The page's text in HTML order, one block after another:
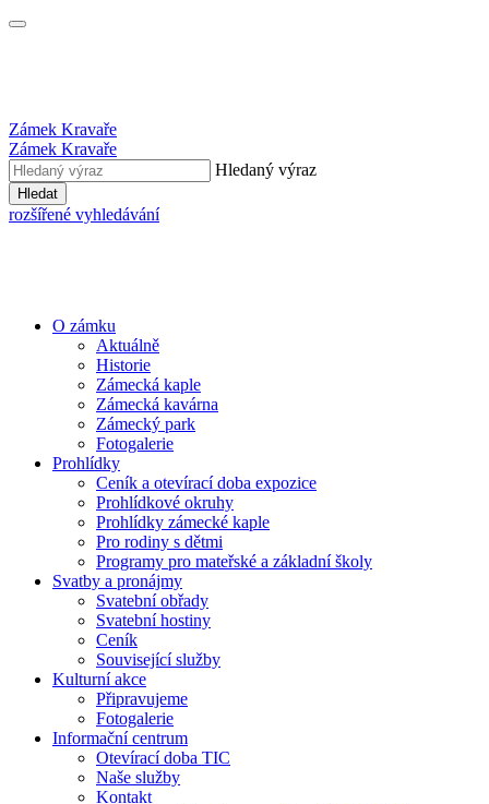
Zámek Kravaře
Zámek Kravaře
Hledaný výraz
Hledat
rozšířené vyhledávání
O zámku
Aktuálně
Historie
Zámecká kaple
Zámecká kavárna
Zámecký park
Fotogalerie
Prohlídky
Ceník a otevírací doba expozice
Prohlídkové okruhy
Prohlídky zámecké kaple
Pro rodiny s dětmi
Programy pro mateřské a základní školy
Svatby a pronájmy
Svatební obřady
Svatební hostiny
Ceník
Související služby
Kulturní akce
Připravujeme
Fotogalerie
Informační centrum
Otevírací doba TIC
Naše služby
Kontakt